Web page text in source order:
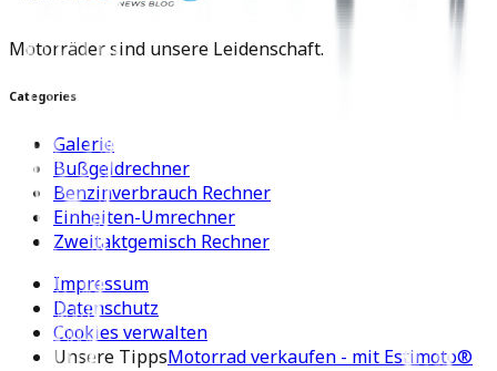
Motorräder sind unsere Leidenschaft.
Categories
Galerie
Bußgeldrechner
Benzinverbrauch Rechner
Einheiten-Umrechner
Zweitaktgemisch Rechner
Impressum
Datenschutz
Cookies verwalten
Unsere TippsMotorrad verkaufen - mit Estimoto®